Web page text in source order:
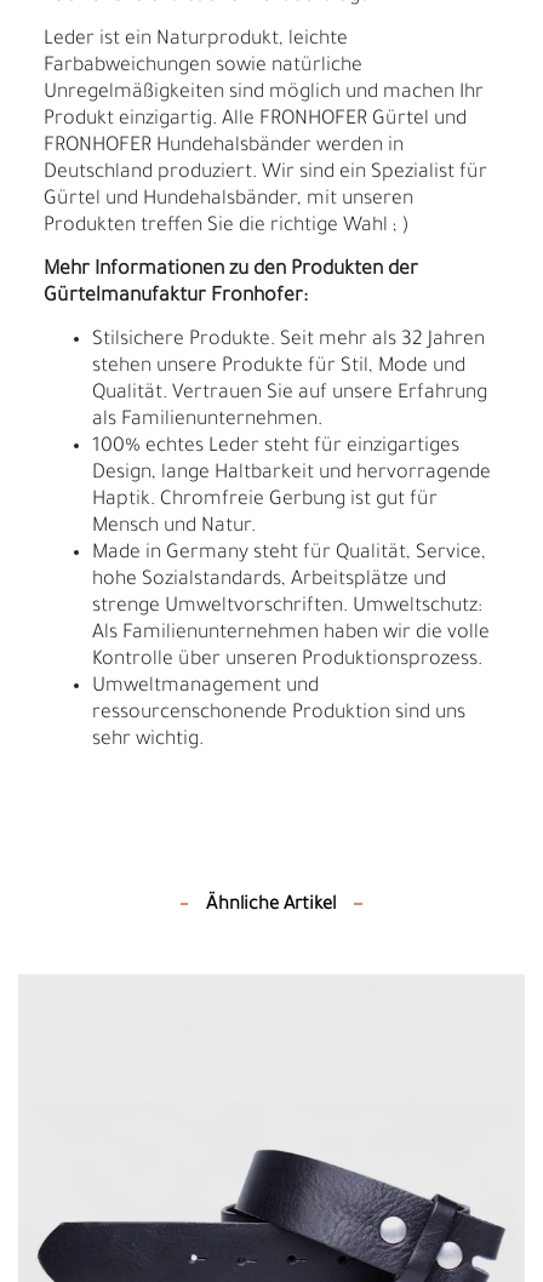
Leder ist ein Naturprodukt, leichte
Farbabweichungen sowie natürliche
Unregelmäßigkeiten sind möglich und machen Ihr
Produkt einzigartig. Alle FRONHOFER Gürtel und
FRONHOFER Hundehalsbänder werden in
Deutschland produziert. Wir sind ein Spezialist für
Gürtel und Hundehalsbänder, mit unseren
Produkten treffen Sie die richtige Wahl ; )
Mehr Informationen zu den Produkten der
Gürtelmanufaktur Fronhofer:
Stilsichere Produkte. Seit mehr als 32 Jahren
stehen unsere Produkte für Stil, Mode und
Qualität. Vertrauen Sie auf unsere Erfahrung
als Familienunternehmen.
100% echtes Leder steht für einzigartiges
Design, lange Haltbarkeit und hervorragende
Haptik. Chromfreie Gerbung ist gut für
Mensch und Natur.
Made in Germany steht für Qualität, Service,
hohe Sozialstandards, Arbeitsplätze und
strenge Umweltvorschriften. Umweltschutz:
Als Familienunternehmen haben wir die volle
Kontrolle über unseren Produktionsprozess.
Umweltmanagement und
ressourcenschonende Produktion sind uns
sehr wichtig.
Ähnliche Artikel